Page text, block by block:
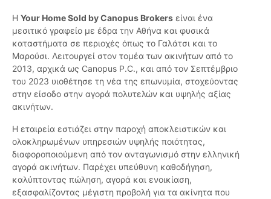
Η Your Home Sold by Canopus Brokers είναι ένα
μεσιτικό γραφείο με έδρα την Αθήνα και φυσικά
καταστήματα σε περιοχές όπως το Γαλάτσι και το
Μαρούσι. Λειτουργεί στον τομέα των ακινήτων από το
2013, αρχικά ως Canopus P.C., και από τον Σεπτέμβριο
του 2023 υιοθέτησε τη νέα της επωνυμία, στοχεύοντας
στην είσοδο στην αγορά πολυτελών και υψηλής αξίας
ακινήτων.
Η εταιρεία εστιάζει στην παροχή αποκλειστικών και
ολοκληρωμένων υπηρεσιών υψηλής ποιότητας,
διαφοροποιούμενη από τον ανταγωνισμό στην ελληνική
αγορά ακινήτων. Παρέχει υπεύθυνη καθοδήγηση,
καλύπτοντας πώληση, αγορά και ενοικίαση,
εξασφαλίζοντας μέγιστη προβολή για τα ακίνητα που